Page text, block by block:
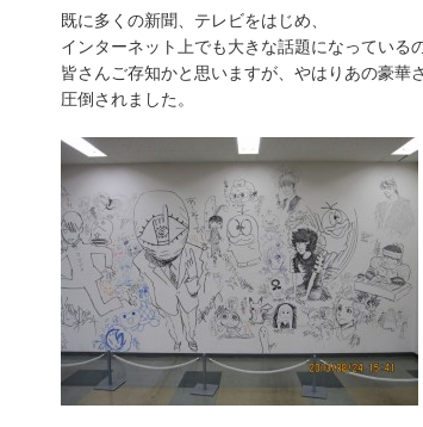
既に多くの新聞、テレビをはじめ、
インターネット上でも大きな話題になっている
皆さんご存知かと思いますが、やはりあの豪華
圧倒されました。